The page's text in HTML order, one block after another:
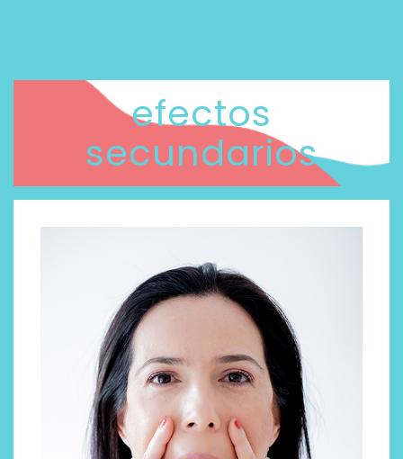
efectos
secundarios